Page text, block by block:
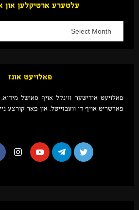
עלטערע ארטיקלען און
פאלויעט אונז
פאלויעט אידישער ווינקל אויף סאושל
פארשריט אויף די וועבזייטל, און פאר קורצע